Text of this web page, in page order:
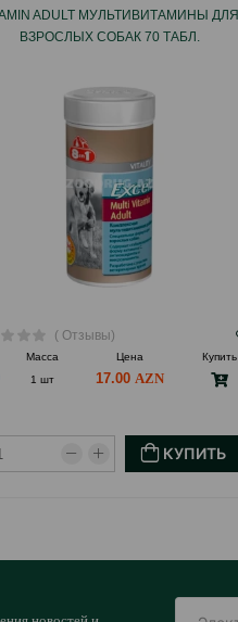
ADULT МУЛЬТИВИТАМИНЫ ДЛЯ
ВЗРОСЛЫХ СОБАК 70 ТАБЛ.
( Отзывы)
Масса Цена
Купить
1 шт
17.00
КУПИТЬ